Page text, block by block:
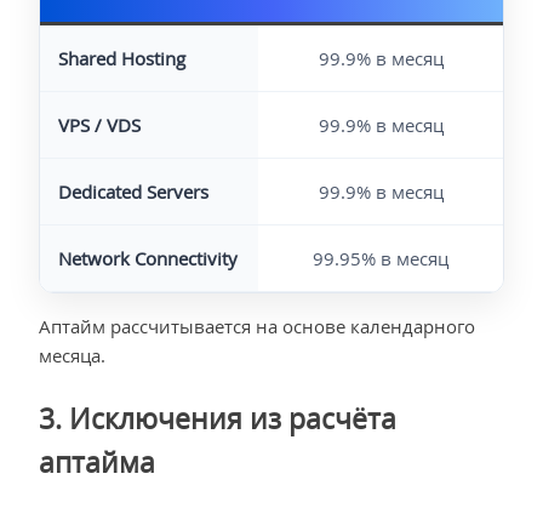
Shared Hosting 99.9% в месяц
VPS / VDS 99.9% в месяц
Dedicated Servers 99.9% в месяц
Network Connectivity 99.95% в месяц
Аптайм рассчитывается на основе календарного
месяца.
3. Исключения из расчёта
аптайма